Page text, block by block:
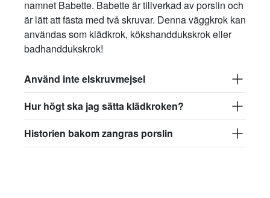
namnet Babette. Babette är tillverkad av porslin och
är lätt att fästa med två skruvar. Denna väggkrok kan
användas som klädkrok, kökshanddukskrok eller
badhanddukskrok!
Använd inte elskruvmejsel
Hur högt ska jag sätta klädkroken?
Historien bakom zangras porslin